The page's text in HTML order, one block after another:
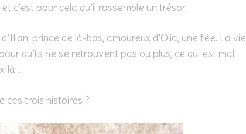
c’est pour cela qu’il rassemble un trésor.
d’Ilian, prince de là-bas, amoureux d’Olia, une fée. La vie
qu’ils ne se retrouvent pas ou plus, ce qui est mal
là…
ces trois histoires ?